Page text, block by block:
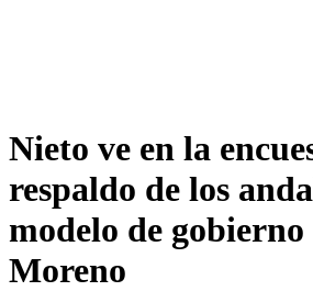
Nieto ve en la
respaldo de los
modelo de
Moreno